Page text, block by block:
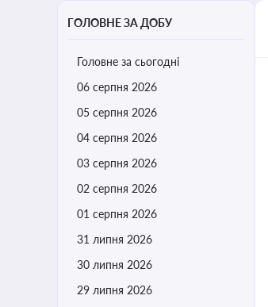
ГОЛОВНЕ ЗА ДОБУ
Головне за сьогодні
06 серпня 2026
05 серпня 2026
04 серпня 2026
03 серпня 2026
02 серпня 2026
01 серпня 2026
31 липня 2026
30 липня 2026
29 липня 2026